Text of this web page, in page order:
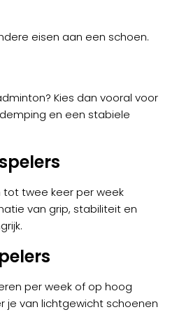
eisen aan een schoen.
Kies dan vooral voor
en een stabiele
tot twee keer per week
van grip, stabiliteit en
per week of op hoog
je van lichtgewicht schoenen